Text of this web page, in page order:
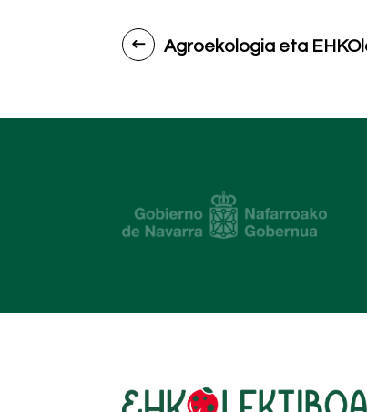
Agroekologia eta